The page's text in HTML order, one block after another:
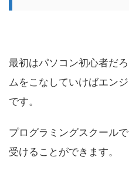
最初はパソコン初心者だ
ムをこなしていけばエン
です。
プログラミングスクール
受けることができます。